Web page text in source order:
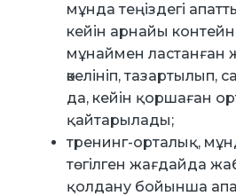
мұнда теңіздегі
кейін арнайы
мұнаймен ластанған
әкелініп, тазартылып,
да, кейін қоршаған
қайтарылады;
тренинг-орталық,
төгілген жағдайда
қолдану бойынша